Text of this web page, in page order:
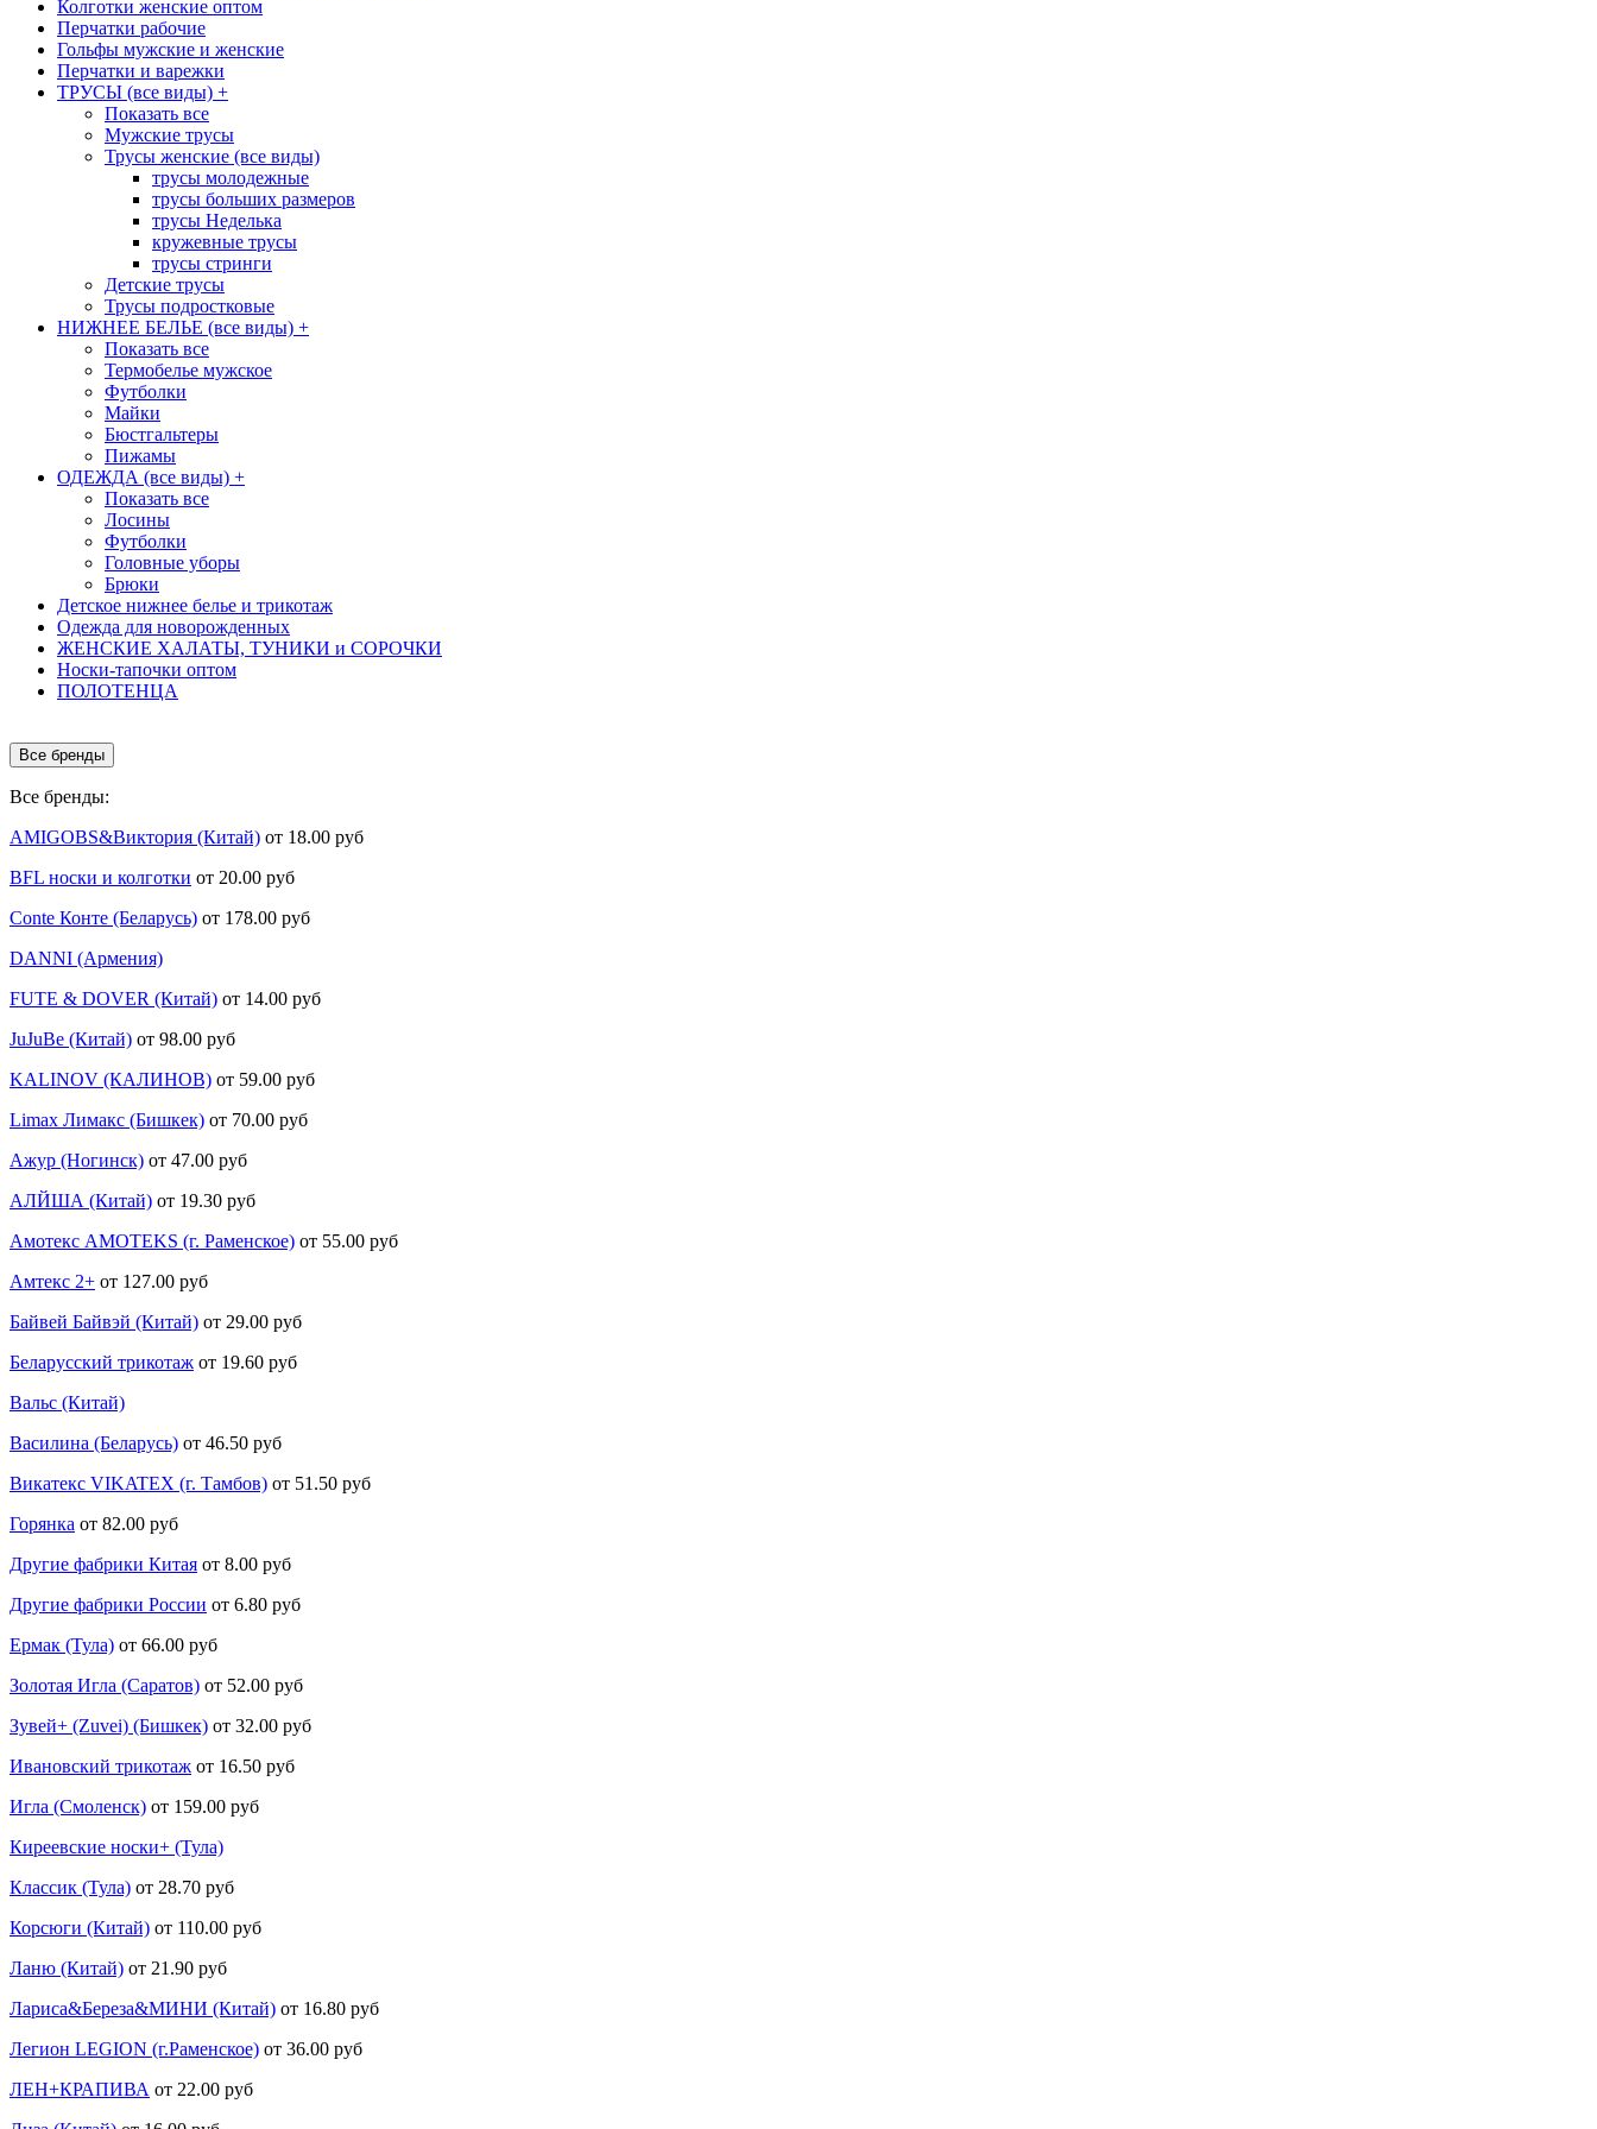
Колготки женские оптом
Перчатки рабочие
Гольфы мужские и женские
Перчатки и варежки
ТРУСЫ (все виды) +
Показать все
Мужские трусы
Трусы женские (все виды)
трусы молодежные
трусы больших размеров
трусы Неделька
кружевные трусы
трусы стринги
Детские трусы
Трусы подростковые
НИЖНЕЕ БЕЛЬЕ (все виды) +
Показать все
Термобелье мужское
Футболки
Майки
Бюстгальтеры
Пижамы
ОДЕЖДА (все виды) +
Показать все
Лосины
Футболки
Головные уборы
Брюки
Детское нижнее белье и трикотаж
Одежда для новорожденных
ЖЕНСКИЕ ХАЛАТЫ, ТУНИКИ и СОРОЧКИ
Носки-тапочки оптом
ПОЛОТЕНЦА
Все бренды
Все бренды:
AMIGOBS&Виктория (Китай) от 18.00 руб
BFL носки и колготки от 20.00 руб
Conte Конте (Беларусь) от 178.00 руб
DANNI (Армения)
FUTE & DOVER (Китай) от 14.00 руб
JuJuBe (Китай) от 98.00 руб
KALINOV (КАЛИНОВ) от 59.00 руб
Limax Лимакс (Бишкек) от 70.00 руб
Ажур (Ногинск) от 47.00 руб
АЛЙША (Китай) от 19.30 руб
Амотекс AMOTEKS (г. Раменское) от 55.00 руб
Амтекс 2+ от 127.00 руб
Байвей Байвэй (Китай) от 29.00 руб
Беларусский трикотаж от 19.60 руб
Вальс (Китай)
Василина (Беларусь) от 46.50 руб
Викатекс VIKATEX (г. Тамбов) от 51.50 руб
Горянка от 82.00 руб
Другие фабрики Китая от 8.00 руб
Другие фабрики России от 6.80 руб
Ермак (Тула) от 66.00 руб
Золотая Игла (Саратов) от 52.00 руб
Зувей+ (Zuvei) (Бишкек) от 32.00 руб
Ивановский трикотаж от 16.50 руб
Игла (Смоленск) от 159.00 руб
Киреевские носки+ (Тула)
Классик (Тула) от 28.70 руб
Корсюги (Китай) от 110.00 руб
Ланю (Китай) от 21.90 руб
Лариса&Береза&МИНИ (Китай) от 16.80 руб
Легион LEGION (г.Раменское) от 36.00 руб
ЛЕН+КРАПИВА от 22.00 руб